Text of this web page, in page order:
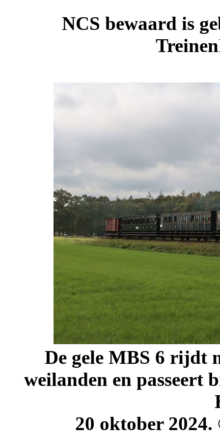
NCS bewaard is
De gele MBS 6 rijdt
weilanden en passeert
20 oktober